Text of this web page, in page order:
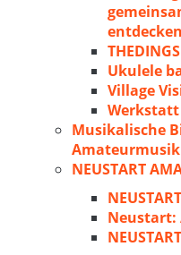
entdecken
Ukulele
Village
Musikalische
NEUSTART
Neustart: